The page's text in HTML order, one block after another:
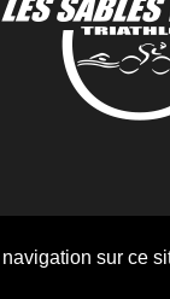
sur ce